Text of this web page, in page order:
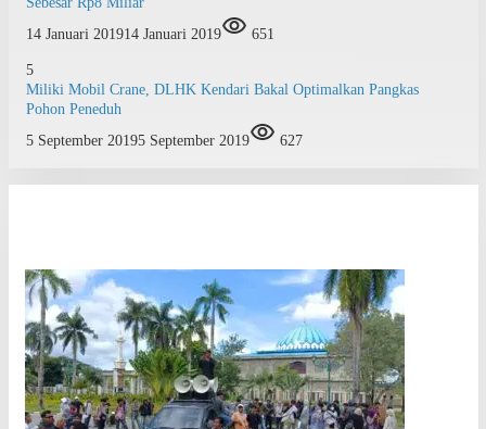
14 Januari 201914 Januari 2019 651
5
Miliki Mobil Crane, DLHK Kendari Bakal Optimalkan Pangkas
Pohon Peneduh
5 September 20195 September 2019 627